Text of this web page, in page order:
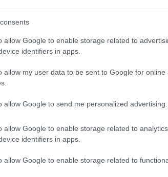
allow Google to enable storage related to
identifiers in apps.
allow my user data to be sent to Google for online
allow Google to send me personalized advertising.
allow Google to enable storage related to
identifiers in apps.
allow Google to enable storage related to
12 27
12 23
12 20
12 18
12 17